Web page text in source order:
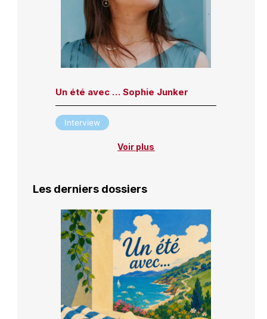
Un été avec … Sophie Junker
Interview
Voir plus
Les derniers dossiers